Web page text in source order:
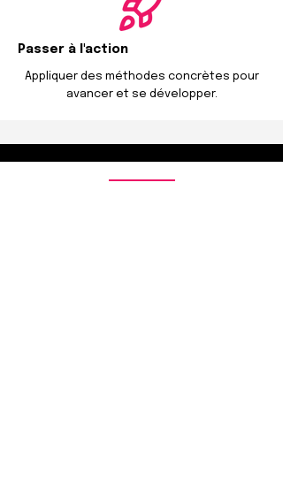
Passer à l'action
Appliquer des méthodes concrètes pour
avancer et se développer.